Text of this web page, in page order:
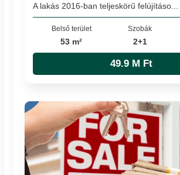
A lakás 2016-ban teljeskörű felújításo...
Belső terület
53 m²
Szobák
2+1
49.9 M Ft